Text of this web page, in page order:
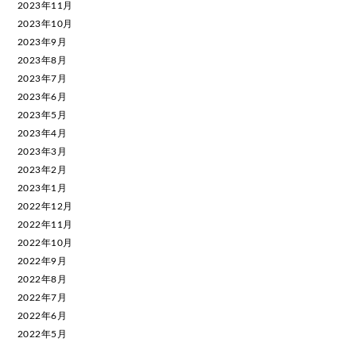
2023年11月
2023年10月
2023年9月
2023年8月
2023年7月
2023年6月
2023年5月
2023年4月
2023年3月
2023年2月
2023年1月
2022年12月
2022年11月
2022年10月
2022年9月
2022年8月
2022年7月
2022年6月
2022年5月